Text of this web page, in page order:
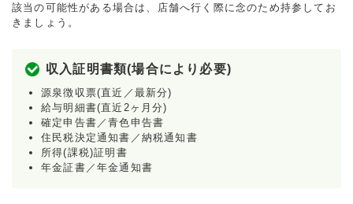
該当の可能性がある場合は、店舗へ行く際に念のため持参してお
きましょう。
収入証明書類(場合により必要)
源泉徴収票(直近／最新分)
給与明細書(直近2ヶ月分)
確定申告書／青色申告書
住民税決定通知書／納税通知書
所得(課税)証明書
年金証書／年金通知書